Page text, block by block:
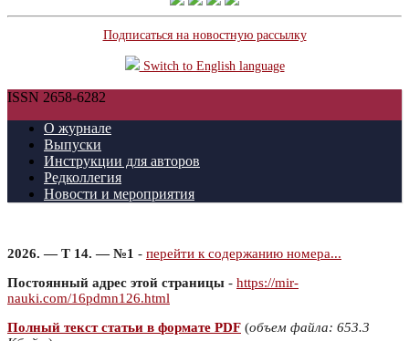
Подписаться на новостную рассылку
Switch to English language
ISSN 2658-6282
О журнале
Выпуски
Инструкции для авторов
Редколлегия
Новости и мероприятия
2026. — Т 14. — №1 - перейти к содержанию номера...
Постоянный адрес этой страницы - https://mir-
nauki.com/16pdmn126.html
Полный текст статьи в формате PDF (объем файла: 653.3